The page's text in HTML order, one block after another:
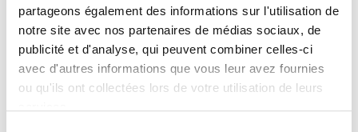
partageons également des informations sur l'utilisation de
notre site avec nos partenaires de médias sociaux, de
publicité et d'analyse, qui peuvent combiner celles-ci
avec d'autres informations que vous leur avez fournies
ou qu'ils ont collectées lors de votre utilisation de leurs